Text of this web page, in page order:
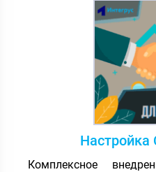
Настройка
Комплексное